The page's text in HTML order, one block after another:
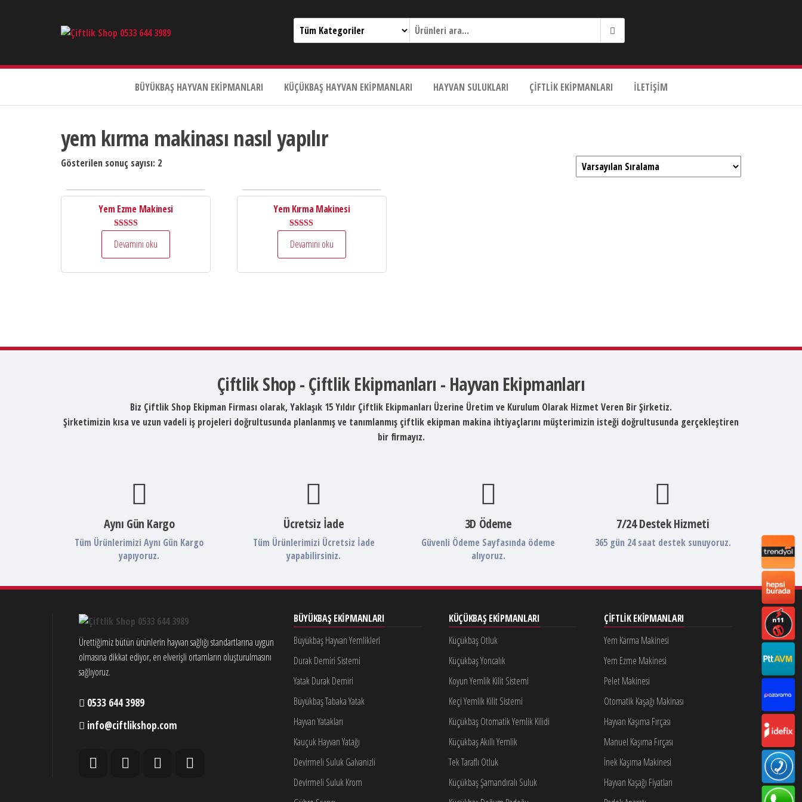
0533
644
3989
BÜYÜKBAŞ HAYVAN EKIPMANLARI KÜÇÜKBAŞ HAYVAN EKIPMANLARI HAYVAN SULUKLARI ÇIFTLIK EKIPMANLARI İLETIŞIM
yem kırma makinası nasıl yapılır
Gösterilen sonuç sayısı: 2
Yem Ezme Makinesi
5.00
oy aldı
Devamını oku
Yem Kırma Makinesi
5.00
oy aldı
Devamını oku
Çiftlik Shop - Çiftlik Ekipmanları - Hayvan Ekipmanları
Biz Çiftlik Shop Ekipman Firması olarak, Yaklaşık 15 Yıldır Çiftlik Ekipmanları Üzerine Üretim ve Kurulum Olarak Hizmet Veren Bir Şirketiz.
Şirketimizin kısa ve uzun vadeli iş projeleri doğrultusunda planlanmış ve tanımlanmış çiftlik ekipman makina ihtiyaçlarını müşterimizin isteği doğrultusunda gerçekleştiren
bir firmayız.
Aynı Gün Kargo
Tüm Ürünlerimizi Aynı Gün Kargo
yapıyoruz.
Ücretsiz İade
Tüm Ürünlerimizi Ücretsiz İade
yapabilirsiniz.
3D Ödeme
Güvenli Ödeme Sayfasında ödeme
alıyoruz.
7/24 Destek Hizmeti
365 gün 24 saat destek sunuyoruz.
Ürettiğimiz bütün ürünlerin hayvan sağlığı standartlarına uygun
olmasına dikkat ediyor, en elverişli ortamların oluşturulmasını
sağlıyoruz.
0533 644 3989
info@ciftlikshop.com
BÜYÜKBAŞ EKIPMANLARI
Büyükbaş Hayvan Yemlikleri
Durak Demiri Sistemi
Yatak Durak Demiri
Büyükbaş Tabaka Yatak
Hayvan Yatakları
Kauçuk Hayvan Yatağı
Devirmeli Suluk Galvanizli
Devirmeli Suluk Krom
KÜÇÜKBAŞ EKIPMANLARI
Küçükbaş Otluk
Küçükbaş Yoncalık
Koyun Yemlik Kilit Sistemi
Keçi Yemlik Kilit Sistemi
Küçükbaş Otomatik Yemlik Kilidi
Küçükbaş Akıllı Yemlik
Tek Taraflı Otluk
Küçükbaş Şamandıralı Suluk
ÇIFTLIK EKIPMANLARI
Yem Karma Makinesi
Yem Ezme Makinesi
Pelet Makinesi
Otomatik Kaşağı Makinası
Hayvan Kaşıma Fırçası
Manuel Kaşıma Fırçası
İnek Kaşıma Makinesi
Hayvan Kaşağı Fiyatları